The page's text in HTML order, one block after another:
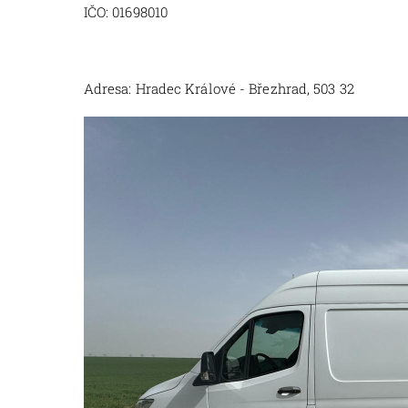
IČO: 01698010
Adresa: Hradec Králové - Březhrad, 503 32